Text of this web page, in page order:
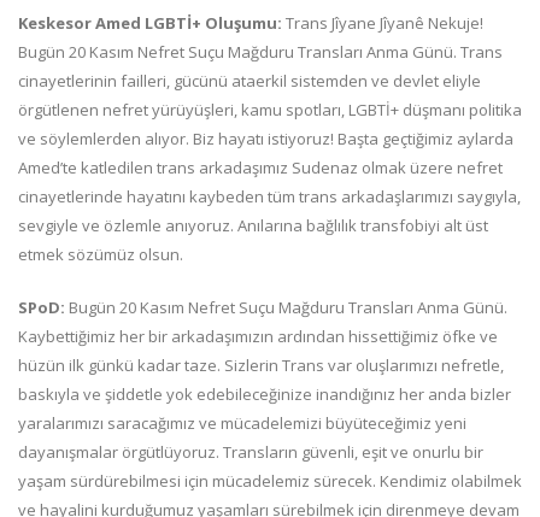
Keskesor Amed LGBTİ+ Oluşumu: Trans Jîyane Jîyanê Nekuje!
Bugün 20 Kasım Nefret Suçu Mağduru Transları Anma Günü. Trans
cinayetlerinin failleri, gücünü ataerkil sistemden ve devlet eliyle
örgütlenen nefret yürüyüşleri, kamu spotları, LGBTİ+ düşmanı politika
ve söylemlerden alıyor. Biz hayatı istiyoruz! Başta geçtiğimiz aylarda
Amed’te katledilen trans arkadaşımız Sudenaz olmak üzere nefret
cinayetlerinde hayatını kaybeden tüm trans arkadaşlarımızı saygıyla,
sevgiyle ve özlemle anıyoruz. Anılarına bağlılık transfobiyi alt üst
etmek sözümüz olsun.
SPoD: Bugün 20 Kasım Nefret Suçu Mağduru Transları Anma Günü.
Kaybettiğimiz her bir arkadaşımızın ardından hissettiğimiz öfke ve
hüzün ilk günkü kadar taze. Sizlerin Trans var oluşlarımızı nefretle,
baskıyla ve şiddetle yok edebileceğinize inandığınız her anda bizler
yaralarımızı saracağımız ve mücadelemizi büyüteceğimiz yeni
dayanışmalar örgütlüyoruz. Transların güvenli, eşit ve onurlu bir
yaşam sürdürebilmesi için mücadelemiz sürecek. Kendimiz olabilmek
ve hayalini kurduğumuz yaşamları sürebilmek için direnmeye devam